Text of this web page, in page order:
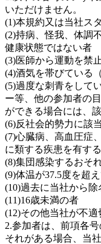
いただけません。
(1)本規約又は当社ス
(2)持病、怪我、体調
健康状態ではない者
(3)医師から運動を禁
(4)酒気を帯びている
(5)過度な刺青をして
ー等、他の参加者の
ができる場合には、
(6)反社会的勢力に該
(7)心臓病、高血圧症
に類する疾患を有す
(8)集団感染するおそ
(9)体温が37.5度を超
(10)過去に当社から
(11)16歳未満の者
(12)その他当社が不
2.参加者は、前項各
それがある場合、当